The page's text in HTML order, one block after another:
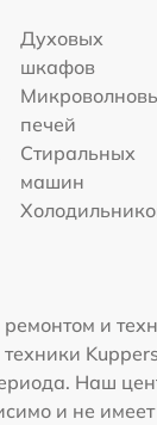
Духовых
шкафов
печей
Стиральных
машин
и
Наш
и не